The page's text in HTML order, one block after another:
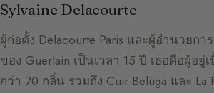
Sylvaine Delacourte
ผู้ก่อตั้ง Delacourte Paris และผู้อำนวยกา
ของ Guerlain เป็นเวลา 15 ปี เธอคือผู้อยู่
กว่า 70 กลิ่น รวมถึง Cuir Beluga และ La